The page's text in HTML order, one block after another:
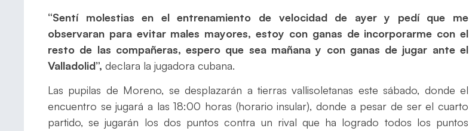
“Sentí molestias en el entrenamiento de velocidad de ayer y pedí que me
observaran para evitar males mayores, estoy con ganas de incorporarme con el
resto de las compañeras, espero que sea mañana y con ganas de jugar ante el
Valladolid”, declara la jugadora cubana.
Las pupilas de Moreno, se desplazarán a tierras vallisoletanas este sábado, donde el
encuentro se jugará a las 18:00 horas (horario insular), donde a pesar de ser el cuarto
partido, se jugarán los dos puntos contra un rival que ha logrado todos los puntos